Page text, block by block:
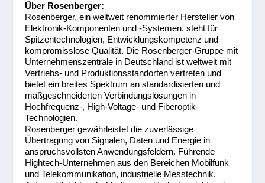
Über Rosenberger:
Rosenberger, ein weltweit renommierter Hersteller von
Elektronik-Komponenten und -Systemen, steht für
Spitzentechnologien, Entwicklungskompetenz und
kompromisslose Qualität. Die Rosenberger-Gruppe mit
Unternehmenszentrale in Deutschland ist weltweit mit
Vertriebs- und Produktionsstandorten vertreten und
bietet ein breites Spektrum an standardisierten und
maßgeschneiderten Verbindungslösungen in
Hochfrequenz-, High-Voltage- und Fiberoptik-
Technologien.
Rosenberger gewährleistet die zuverlässige
Übertragung von Signalen, Daten und Energie in
anspruchsvollsten Anwendungsfeldern. Führende
Hightech-Unternehmen aus den Bereichen Mobilfunk
und Telekommunikation, industrielle Messtechnik,